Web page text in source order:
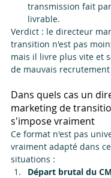
transmission fait
livrable.
Verdict : le directeur
transition n'est pas
mais il livre plus vite et
de mauvais recrutement
Dans quels cas un
marketing de
s'impose vraiment
Ce format n'est pas
vraiment adapté dans
situations :
Départ brutal du